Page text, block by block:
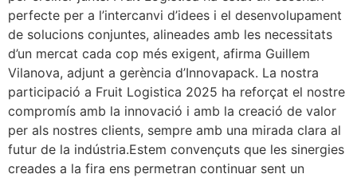
perfecte per a l’intercanvi d’idees i el desenvolupament
de solucions conjuntes, alineades amb les necessitats
d’un mercat cada cop més exigent, afirma Guillem
Vilanova, adjunt a gerència d’Innovapack. La nostra
participació a Fruit Logistica 2025 ha reforçat el nostre
compromís amb la innovació i amb la creació de valor
per als nostres clients, sempre amb una mirada clara al
futur de la indústria.Estem convençuts que les sinergies
creades a la fira ens permetran continuar sent un